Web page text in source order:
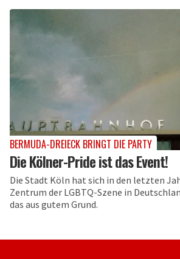
BERMUDA-DREIECK BRINGT DIE PARTY
Die Kölner-Pride ist das Event!
Die Stadt Köln hat sich in den letzten
Zentrum der LGBTQ-Szene in
das aus gutem Grund.